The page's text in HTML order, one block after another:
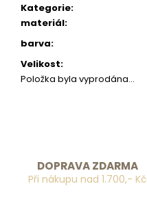
Kategorie:
materiál:
barva:
Velikost:
Položka byla vyprodána…
DOPRAVA ZDARMA
Při nákupu nad 1.700,- Kč